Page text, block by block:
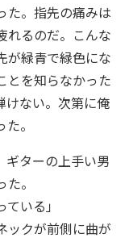
た。指先の痛みは
れるのだ。こんな
が緑青で緑色にな
とを知らなかった
けない。次第に俺
。
ターの上手い男
。
いる」
ックが前側に曲が